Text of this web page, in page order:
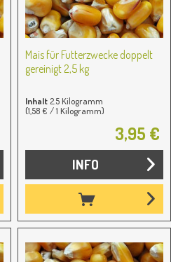
Mais für Futterzwecke doppelt
gereinigt 2,5 kg
Inhalt 2.5 Kilogramm
(1,58 € / 1 Kilogramm)
3,95 €
INFO